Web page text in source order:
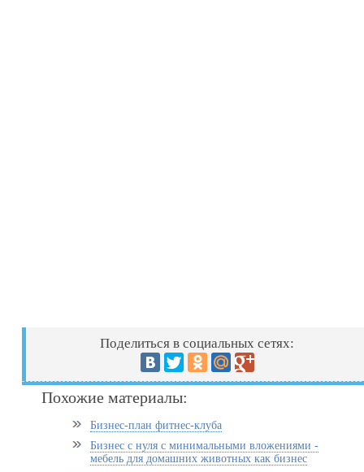
Поделиться в социальных сетях:
Похожие материалы:
Бизнес-план фитнес-клуба
Бизнес с нуля с минимальными вложениями -
мебель для домашних животных как бизнес